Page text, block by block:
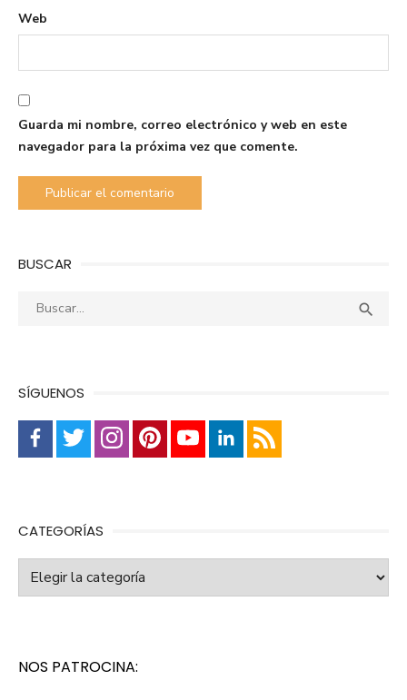
Web
Guarda mi nombre, correo electrónico y web en este
navegador para la próxima vez que comente.
BUSCAR
Buscar: 
SÍGUENOS
CATEGORÍAS
Categorías
NOS PATROCINA: